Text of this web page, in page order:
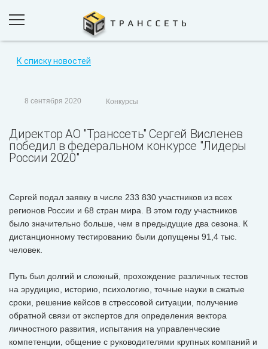
ПРОЕКТЫ
НОВОСТИ
КОНТАКТЫ
ОБРАТНАЯ СВЯЗЬ
К списку новостей
8 сентября 2020 Конкурсы
Директор АО "Транссеть" Сергей Висленев
победил в федеральном конкурсе "Лидеры
России 2020"
Сергей подал заявку в числе 233 830 участников из всех
регионов России и 68 стран мира. В этом году участников
было значительно больше, чем в предыдущие два сезона. К
дистанционному тестированию были допущены 91,4 тыс.
человек.
Путь был долгий и сложный, прохождение различных тестов
на эрудицию, историю, психологию, точные науки в сжатые
сроки, решение кейсов в стрессовой ситуации, получение
обратной связи от экспертов для определения вектора
личностного развития, испытания на управленческие
компетенции, общение с руководителями крупных компаний и